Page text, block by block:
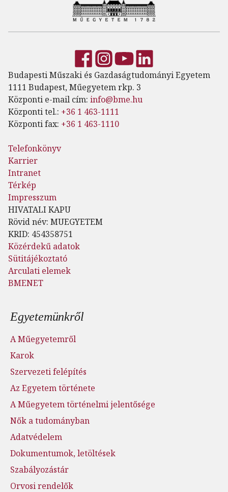
Budapesti Műszaki és Gazdaságtudományi Egyetem
1111 Budapest, Műegyetem rkp. 3
Központi e-mail cím: info@bme.hu
Központi tel.: +36 1 463-1111
Központi fax: +36 1 463-1110
Telefonkönyv
Karrier
Intranet
Térkép
Impresszum
HIVATALI KAPU
Rövid név: MUEGYETEM
KRID: 454358751
Közérdekű adatok
Sütitájékoztató
Arculati elemek
BMENET
Lábléc menü
Egyetemünkről
A Műegyetemről
Karok
Szervezeti felépítés
Az Egyetem története
A Műegyetem történelmi jelentősége
Nők a tudományban
Adatvédelem
Dokumentumok, letöltések
Szabályozástár
Orvosi rendelők